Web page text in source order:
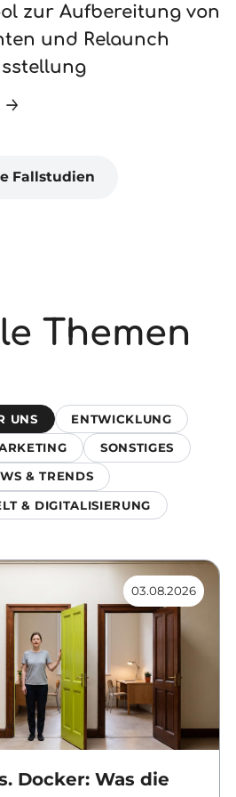
zur Aufbereitung von
und Relaunch
Fallstudien
Themen
UNS ENTWICKLUNG
SONSTIGES
& TRENDS
& DIGITALISIERUNG
03.08.2026
Docker: Was die